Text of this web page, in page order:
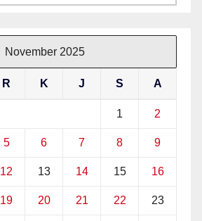
November 2025
R K J S A
1 2
5 6 7 8 9
12 13 14 15 16
19 20 21 22 23